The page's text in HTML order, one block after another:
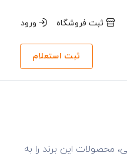
ثبت فروشگاه ورود
ثبت استعلام
محصولات این برند را به